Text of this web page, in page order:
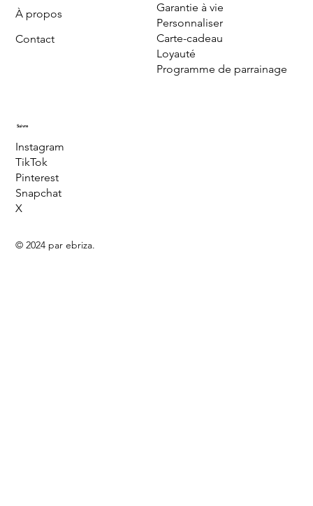
À propos
Contact
Garantie à vie
Personnaliser
Carte-cadeau
Loyauté
Programme de parrainage
Suivre
Instagram
TikTok
Pinterest
Snapchat
X
© 2024 par ebriza.